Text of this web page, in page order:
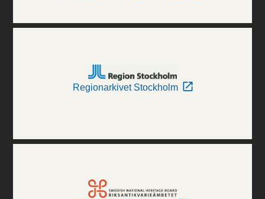
Regionarkivet Stockholm